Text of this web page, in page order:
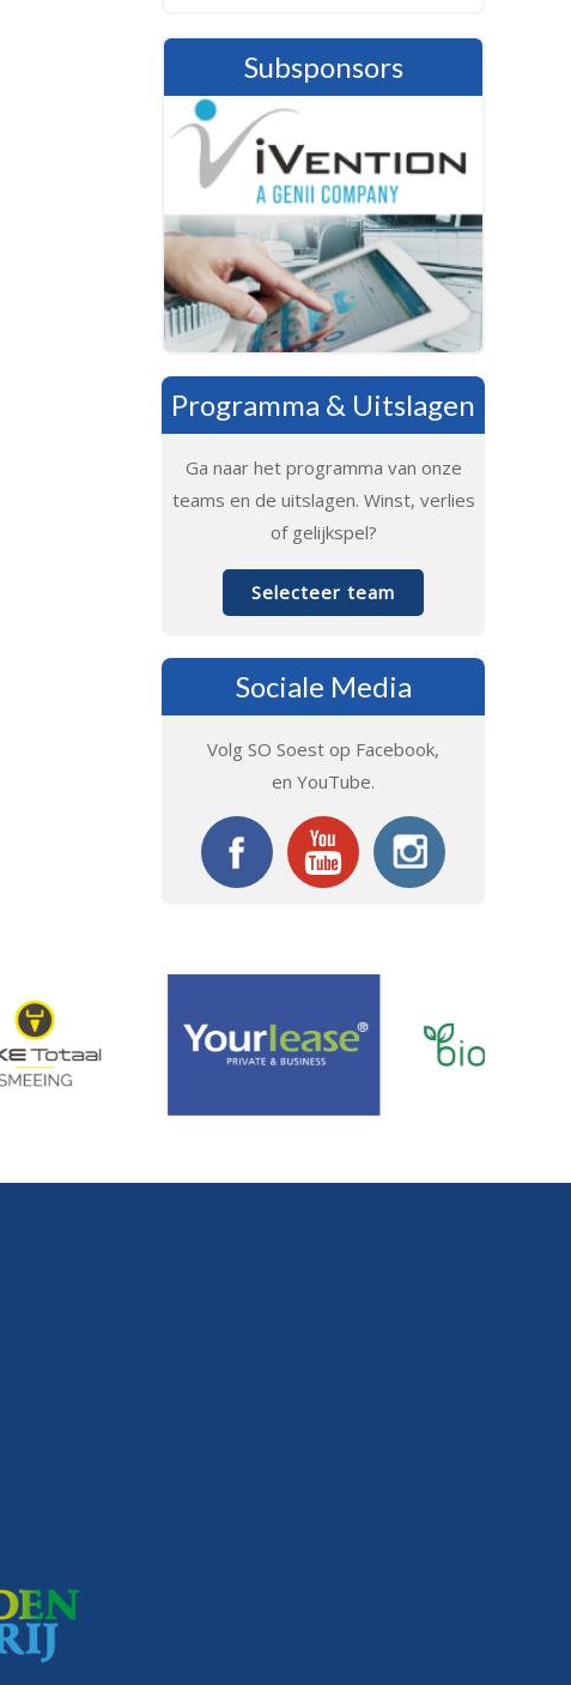
Subsponsors
Programma & Uitslagen
Ga naar het programma van onze
teams en de uitslagen. Winst, verlies
of gelijkspel?
Selecteer team
Sociale Media
Volg SO Soest op Facebook,
en YouTube.